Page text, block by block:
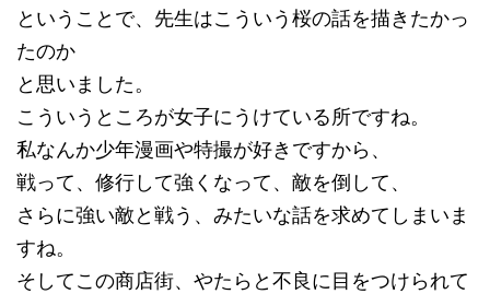
ということで、先生はこういう桜の話を描きたかっ
たのか
と思いました。
こういうところが女子にうけている所ですね。
私なんか少年漫画や特撮が好きですから、
戦って、修行して強くなって、敵を倒して、
さらに強い敵と戦う、みたいな話を求めてしまいま
すね。
そしてこの商店街、やたらと不良に目をつけられて